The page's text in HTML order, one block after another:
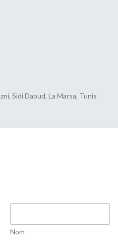
Sidi Daoud, La Marsa, Tunis
Nom